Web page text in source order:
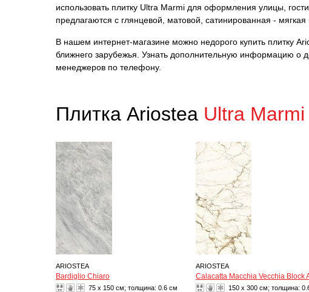
использовать плитку Ultra Marmi для оформления улицы,
предлагаются с глянцевой, матовой, сатинированная -
В нашем интернет-магазине можно недорого купить плитку
ближнего зарубежья. Узнать дополнительную информацию о
менеджеров по телефону.
Плитка Ariostea Ultra Marmi
ARIOSTEA
Bardiglio Chiaro
75 x 150 см; толщина: 0.6 см
ARIOSTEA
Calacatta Macchia Vecchia Block
150 x 300 см; толщина: